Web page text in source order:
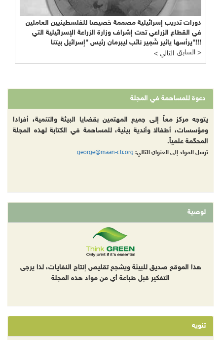
دورات تدريب إسرائيلية مصممة خصيصا للفلسطينيين العاملين
في القطاع الزراعي تحت إشراف وزارة الزراعة الإسرائيلية التي
يرأسها يائير شَمِير نائب ليبرمان رئيس "إسرائيل بيتنا"!!!
< التالي
السابق >
دعوة للمساهمة في المجلة
يتوجه مركز معاً إلى جميع المهتمين بقضايا البيئة والتنمية، أفرادا
ومؤسسات، أطفالا وأندية بيئية، للمساهمة في الكتابة لهذه المجلة
المحكّمة علمياً.
ترسل المواد إلى العنوان التالي: george@maan-ctr.org
توصية
هذا الموقع صديق للبيئة ويشجع تقليص إنتاج النفايات، لذا يرجى
التفكير قبل طباعة أي من مواد هذه المجلة
تنويه